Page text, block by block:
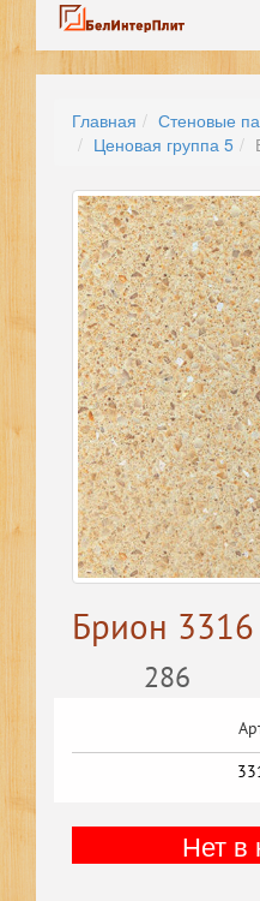
Главная Стеновые
Ценовая группа 5
Брион
286
Нет в